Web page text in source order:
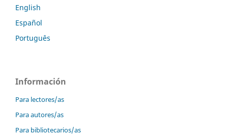
English
Español
Português
Información
Para lectores/as
Para autores/as
Para bibliotecarios/as